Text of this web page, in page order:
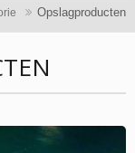
Opslagproducten